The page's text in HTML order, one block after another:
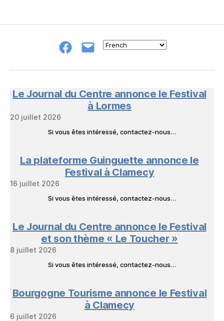
Groupe
NeL
E-
à
Livres
Le Journal du Centre annonce le Festival
à Lormes
20 juillet 2026
Si vous êtes intéressé, contactez-nous…
La plateforme Guinguette annonce le
Festival à Clamecy
16 juillet 2026
Si vous êtes intéressé, contactez-nous…
Le Journal du Centre annonce le Festival
et son thème « Le Toucher »
8 juillet 2026
Si vous êtes intéressé, contactez-nous…
Bourgogne Tourisme annonce le Festival
à Clamecy
6 juillet 2026